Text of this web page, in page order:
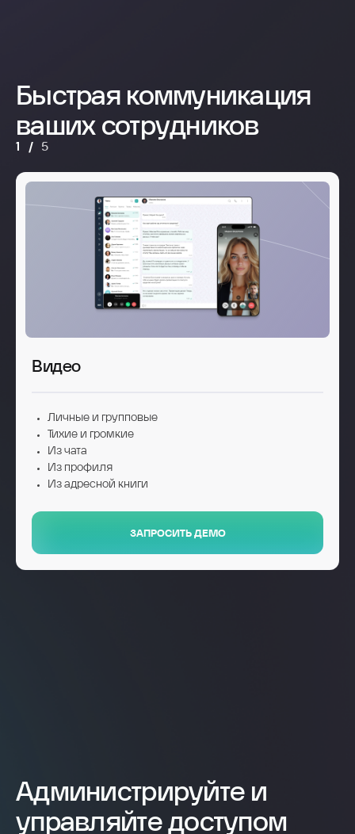
Быстрая коммуникация
ваших сотрудников
1 / 5
Видео
Личные и групповые
Тихие и громкие
Из чата
Из профиля
Из адресной книги
ЗАПРОСИТЬ ДЕМО
Администрируйте и
управляйте доступом